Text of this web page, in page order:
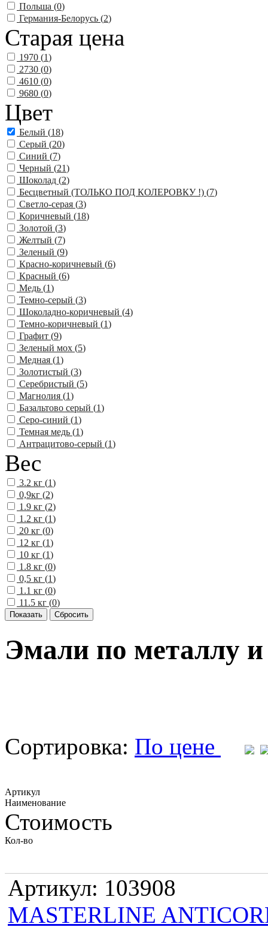
Польша (0)
Германия-Белорусь (2)
Старая цена
1970 (1)
2730 (0)
4610 (0)
9680 (0)
Цвет
Белый (18)
Серый (20)
Синий (7)
Черный (21)
Шоколад (2)
Бесцветный (ТОЛЬКО ПОД КОЛЕРОВКУ !) (7)
Светло-серая (3)
Коричневый (18)
Золотой (3)
Желтый (7)
Зеленый (9)
Красно-коричневый (6)
Красный (6)
Медь (1)
Темно-серый (3)
Шоколадно-коричневый (4)
Темно-коричневый (1)
Графит (9)
Зеленый мох (5)
Медная (1)
Золотистый (3)
Серебристый (5)
Магнолия (1)
Базальтово серый (1)
Серо-синий (1)
Темная медь (1)
Антрацитово-серый (1)
Вес
3.2 кг (1)
0,9кг (2)
1.9 кг (2)
1.2 кг (1)
20 кг (0)
12 кг (1)
10 кг (1)
1.8 кг (0)
0,5 кг (1)
1.1 кг (0)
11.5 кг (0)
Эмали по металлу
Сортировка: По цене
Артикул
Наименование
Стоимость
Кол-во
Артикул: 103908
MASTERLINE